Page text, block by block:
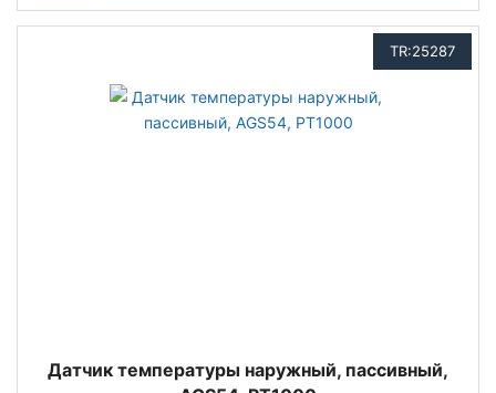
TR:25287
Датчик температуры наружный, пассивный,